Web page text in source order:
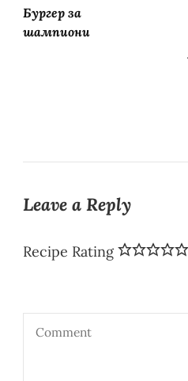
Бургер за
шампиони
Leave a Reply
Recipe Rating